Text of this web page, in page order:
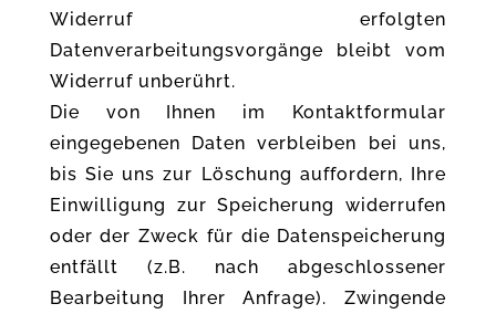
Widerruf erfolgten
Datenverarbeitungsvorgänge bleibt vom
Widerruf unberührt.
Die von Ihnen im Kontaktformular
eingegebenen Daten verbleiben bei uns,
bis Sie uns zur Löschung auffordern, Ihre
Einwilligung zur Speicherung widerrufen
oder der Zweck für die Datenspeicherung
entfällt (z.B. nach abgeschlossener
Bearbeitung Ihrer Anfrage). Zwingende